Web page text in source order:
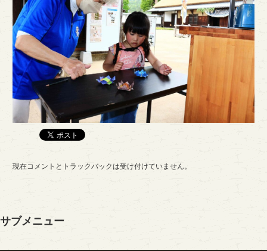
現在コメントとトラックバックは受け付けていません。
サブメニュー